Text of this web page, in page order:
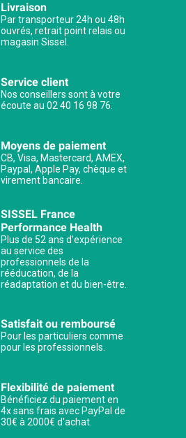
Livraison
Par transporteur 24h ou 48h
ouvrés, retrait point relais ou
magasin Sissel.
Service client
Nos conseillers sont à votre
écoute au 02 40 16 98 76.
Moyens de paiement
CB, Visa, Mastercard, AMEX,
Paypal, Apple Pay, chèque et
virement bancaire.
SISSEL France
Performance Health
Plus de 52 ans d’expérience
au service des
professionnels de la
rééducation, de la
réadaptation et du bien-être.
Satisfait ou remboursé
Pour les particuliers comme
pour les professionnels.
Flexibilité de paiement
Bénéficiez du paiement en
4x sans frais avec PayPal de
30€ à 2000€ d'achat.